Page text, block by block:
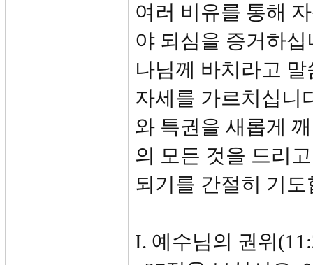
여러 비유를 통해
야 되심을 증거하
나님께 바치라고
자세를 가르치십니
와 특권을 새롭게
의 모든 것을 드리
되기를 간절히 기도
I. 예수님의 권위